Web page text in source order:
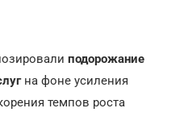
подорожание
на фоне усиления
темпов роста